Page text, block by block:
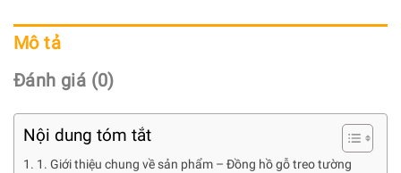
Mô tả
Đánh giá (0)
Nội dung tóm tắt
1. Giới thiệu chung về sản phẩm – Đồng hồ gỗ treo tường